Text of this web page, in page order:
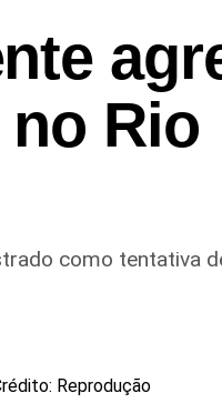
Rio
como tentativa
Reprodução